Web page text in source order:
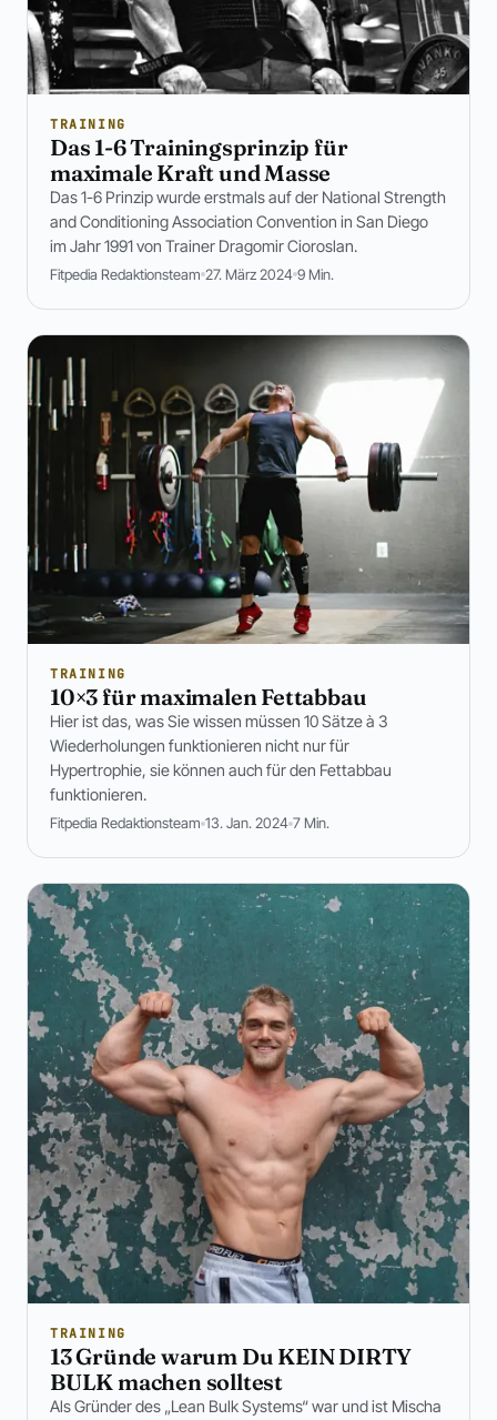
TRAINING
Das 1-6 Trainingsprinzip für
maximale Kraft und Masse
Das 1-6 Prinzip wurde erstmals auf der National Strength
and Conditioning Association Convention in San Diego
im Jahr 1991 von Trainer Dragomir Cioroslan.
Fitpedia Redaktionsteam 27. März 2024 9 Min.
TRAINING
10×3 für maximalen Fettabbau
Hier ist das, was Sie wissen müssen 10 Sätze à 3
Wiederholungen funktionieren nicht nur für
Hypertrophie, sie können auch für den Fettabbau
funktionieren.
Fitpedia Redaktionsteam 13. Jan. 2024 7 Min.
TRAINING
13 Gründe warum Du KEIN DIRTY
BULK machen solltest
Als Gründer des „Lean Bulk Systems“ war und ist Mischa